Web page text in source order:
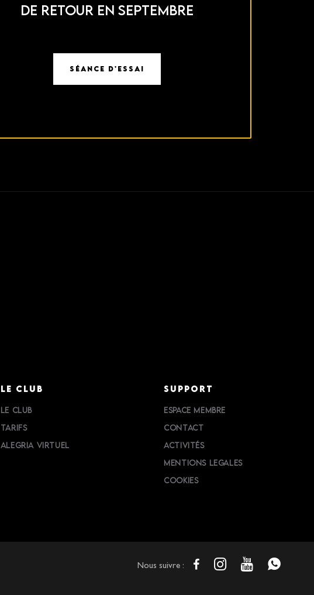
DE RETOUR EN SEPTEMBRE
SÉANCE D'ESSAI
LE CLUB
LE CLUB
TARIFS
ALEGRIA VIRTUEL
SUPPORT
ESPACE MEMBRE
CONTACT
ACTIVITÉS
MENTIONS LEGALES
COOKIES
Nous suivre :